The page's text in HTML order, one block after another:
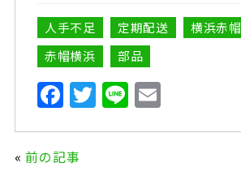
人手不足 定期配送
横浜赤帽
赤帽横浜
部品
F
a
c
e
T
w
Li
n
E
m
« 前の記事